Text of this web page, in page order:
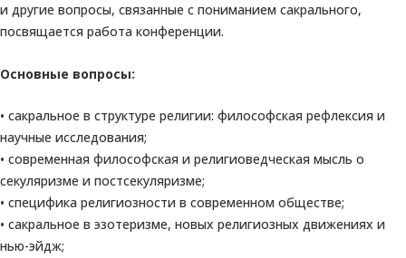
и другие вопросы, связанные с пониманием сакрального,
посвящается работа конференции.
Основные вопросы:
• сакральное в структуре религии: философская рефлексия и
научные исследования;
• современная философская и религиоведческая мысль о
секуляризме и постсекуляризме;
• специфика религиозности в современном обществе;
• сакральное в эзотеризме, новых религиозных движениях и
нью-эйдж;